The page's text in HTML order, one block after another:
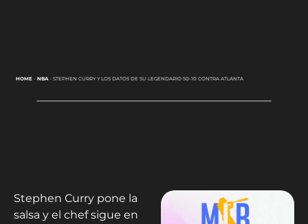
HOME- NBA- STEPHEN CURRY Y LOS DATOS DE SU LEGENDARIO 50-10 CONTRA ATLANTA
Stephen Curry pone la
salsa y el chef sigue en